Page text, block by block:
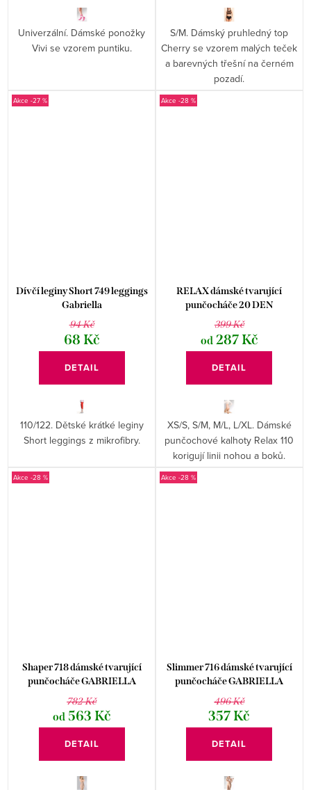
Univerzální. Dámské ponožky
Vivi se vzorem puntiku.
S/M. Dámský pruhledný top
Cherry se vzorem malých teček
a barevných třešní na černém
pozadí.
-27 %
Dívčí leginy Short 749 leggings
Gabriella
94 Kč
68 Kč
DETAIL
110/122. Dětské krátké leginy
Short leggings z mikrofibry.
-28 %
RELAX dámské tvarující
punčocháče 20 DEN
GABRIELLA
399 Kč
od 287 Kč
DETAIL
XS/S, S/M, M/L, L/XL. Dámské
punčochové kalhoty Relax 110
korigují linii nohou a boků.
-28 %
Shaper 718 dámské tvarující
punčocháče GABRIELLA
782 Kč
od563 Kč
DETAIL
-28 %
Slimmer 716 dámské tvarující
punčocháče GABRIELLA
496 Kč
357 Kč
DETAIL